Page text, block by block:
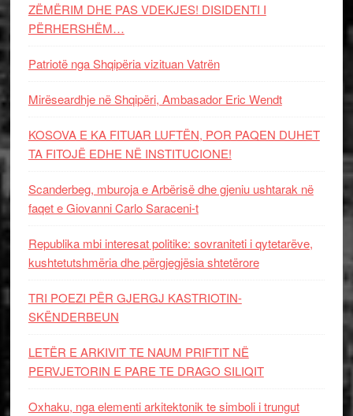
ZËMËRIM DHE PAS VDEKJES! DISIDENTI I
PËRHERSHËM…
Patriotë nga Shqipëria vizituan Vatrën
Mirëseardhje në Shqipëri, Ambasador Eric Wendt
KOSOVA E KA FITUAR LUFTËN, POR PAQEN DUHET
TA FITOJË EDHE NË INSTITUCIONE!
Scanderbeg, mburoja e Arbërisë dhe gjeniu ushtarak në
faqet e Giovanni Carlo Saraceni-t
Republika mbi interesat politike: sovraniteti i qytetarëve,
kushtetutshmëria dhe përgjegjësia shtetërore
TRI POEZI PËR GJERGJ KASTRIOTIN-
SKËNDERBEUN
LETËR E ARKIVIT TE NAUM PRIFTIT NË
PERVJETORIN E PARE TE DRAGO SILIQIT
Oxhaku, nga elementi arkitektonik te simboli i trungut